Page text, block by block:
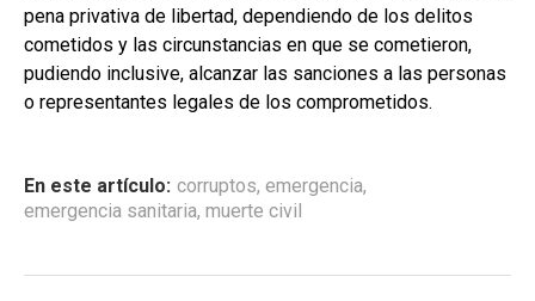
pena privativa de libertad, dependiendo de los delitos
cometidos y las circunstancias en que se cometieron,
pudiendo inclusive, alcanzar las sanciones a las personas
o representantes legales de los comprometidos.
En este artículo: corruptos, emergencia,
emergencia sanitaria, muerte civil